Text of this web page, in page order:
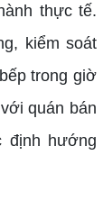
thực tế.
kiểm soát
trong giờ
quán bán
định hướng